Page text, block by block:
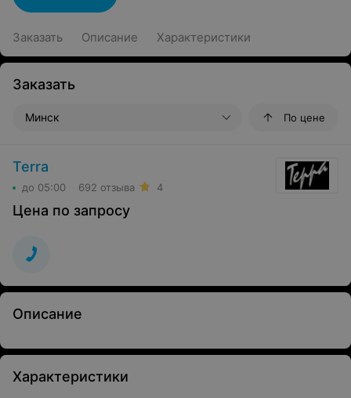
Заказать Описание Характеристики
Заказать
Минск По цене
Terra
до 05:00 692 отзыва 4
Цена по запросу
Описание
Характеристики